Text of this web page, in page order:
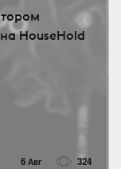
HouseHold
6 Авг 324